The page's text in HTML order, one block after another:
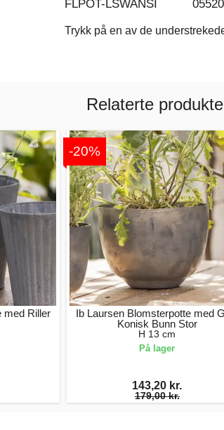
FLPOT-LSWANSI
Trykk på en av de
Relaterte
med Riller
-20%
Ib Laursen Blomsterpotte med
Konisk Bunn Stor
H 13 cm
På lager
143,20 kr.
179,00 kr.